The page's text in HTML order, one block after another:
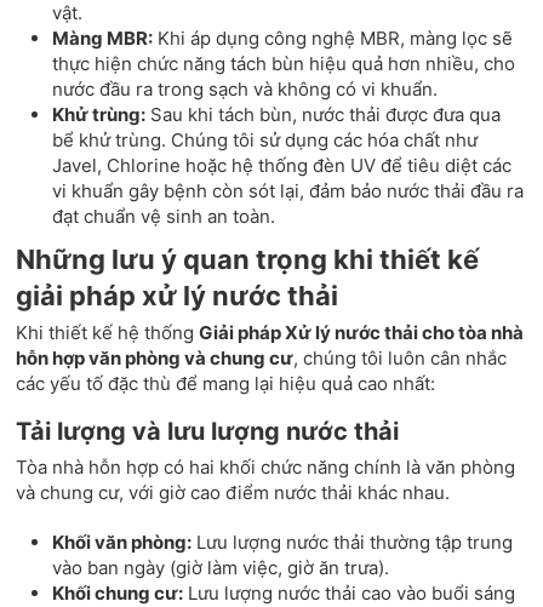
vật.
Màng MBR: Khi áp dụng công nghệ MBR, màng lọc sẽ
thực hiện chức năng tách bùn hiệu quả hơn nhiều, cho
nước đầu ra trong sạch và không có vi khuẩn.
Khử trùng: Sau khi tách bùn, nước thải được đưa qua
bể khử trùng. Chúng tôi sử dụng các hóa chất như
Javel, Chlorine hoặc hệ thống đèn UV để tiêu diệt các
vi khuẩn gây bệnh còn sót lại, đảm bảo nước thải đầu ra
đạt chuẩn vệ sinh an toàn.
Những lưu ý quan trọng khi thiết kế
giải pháp xử lý nước thải
Khi thiết kế hệ thốngGiải pháp Xử lý nước thải cho tòa nhà
hỗn hợp văn phòng và chung cư, chúng tôi luôn cân nhắc
các yếu tố đặc thù để mang lại hiệu quả cao nhất:
Tải lượng và lưu lượng nước thải
Tòa nhà hỗn hợp có hai khối chức năng chính là văn phòng
và chung cư, với giờ cao điểm nước thải khác nhau.
Khối văn phòng: Lưu lượng nước thải thường tập trung
vào ban ngày (giờ làm việc, giờ ăn trưa).
Khối chung cư: Lưu lượng nước thải cao vào buổi sáng